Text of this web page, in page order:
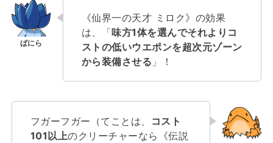
《仙界一の天才 ミロク》の効果
は、「味方1体を選んでそれよりコ
ストの低いウエポンを超次元ゾーン
から装備させる 」！
フガーフガー（てことは、
コスト
101以上のクリーチャーなら《伝説